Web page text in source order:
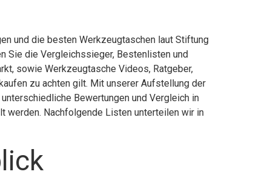
und die besten Werkzeugtaschen laut Stiftung
Sie die Vergleichssieger, Bestenlisten und
sowie Werkzeugtasche Videos, Ratgeber,
zu achten gilt. Mit unserer Aufstellung der
Bewertungen und Vergleich in
werden. Nachfolgende Listen unterteilen wir in